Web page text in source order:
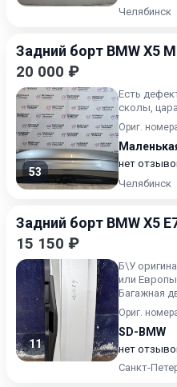
Челябинск
Задний борт BMW X5
20 000 ₽
53
Есть
сколы,
Ориг.
нет
Челябинск
Задний борт BMW X5
15 150 ₽
11
Б\У
или
Багажная
Дверь
Ориг.
SD-BMW
нет
Санкт-